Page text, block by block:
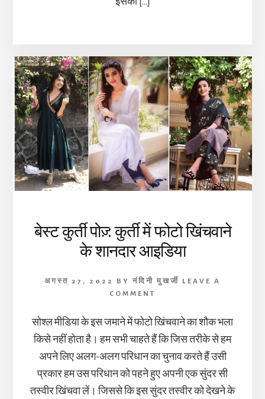
बेस्ट कुर्ती पोज़्‌: कुर्ती में फोटो खिंचवाने
के शानदार आइडिया
अगस्त 27, 2022 BY नंदिनी मुखर्जी LEAVE A
COMMENT
सोश्ल मीडिया के इस जमाने में फोटो खिंचवाने का शौक भला
किसे नहीं होता है। हम सभी चाहते हैं कि जिस तरीके से हम
अपने लिए अलग-अलग परिधान का चुनाव करते हैं उसी
प्रकार हम उस परिधान को पहने हुए अपनी एक सुंदर सी
तस्वीर खिंचवा लें। जिससे कि इस सुंदर तस्वीर को देखने के